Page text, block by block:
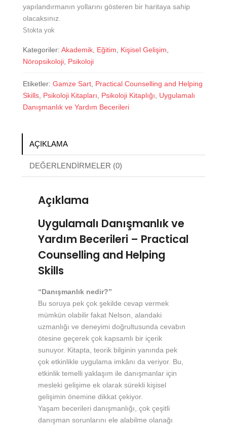
yapılandırmanın yollarını gösteren bir haritaya sahip
olacaksınız.
Stokta yok
Kategoriler: Akademik, Eğitim, Kişisel Gelişim,
Nöropsikoloji, Psikoloji
Etiketler: Gamze Sart, Practical Counselling and Helping
Skills, Psikoloji Kitapları, Psikoloji Kitaplığı, Uygulamalı
Danışmanlık ve Yardım Becerileri
AÇIKLAMA
DEĞERLENDIRMELER (0)
Açıklama
Uygulamalı Danışmanlık ve
Yardım Becerileri – Practical
Counselling and Helping
Skills
“Danışmanlık nedir?”
Bu soruya pek çok şekilde cevap vermek
mümkün olabilir fakat Nelson, alandaki
uzmanlığı ve deneyimi doğrultusunda cevabın
ötesine geçerek çok kapsamlı bir içerik
sunuyor. Kitapta, teorik bilginin yanında pek
çok etkinlikle uygulama imkânı da veriyor. Bu,
etkinlik temelli yaklaşım ile danışmanlar için
mesleki gelişime ek olarak sürekli kişisel
gelişimin önemine dikkat çekiyor.
Yaşam becerileri danışmanlığı, çok çeşitli
danışman sorunlarını ele alabilme olanağı